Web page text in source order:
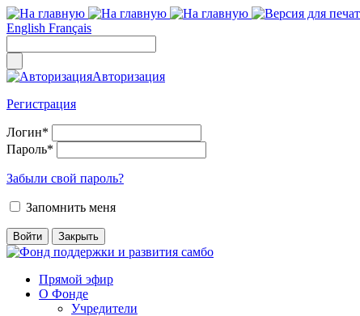
English Français
Авторизация
Регистрация
Логин*
Пароль*
Забыли свой пароль?
Запомнить меня
Прямой эфир
О Фонде
Учредители